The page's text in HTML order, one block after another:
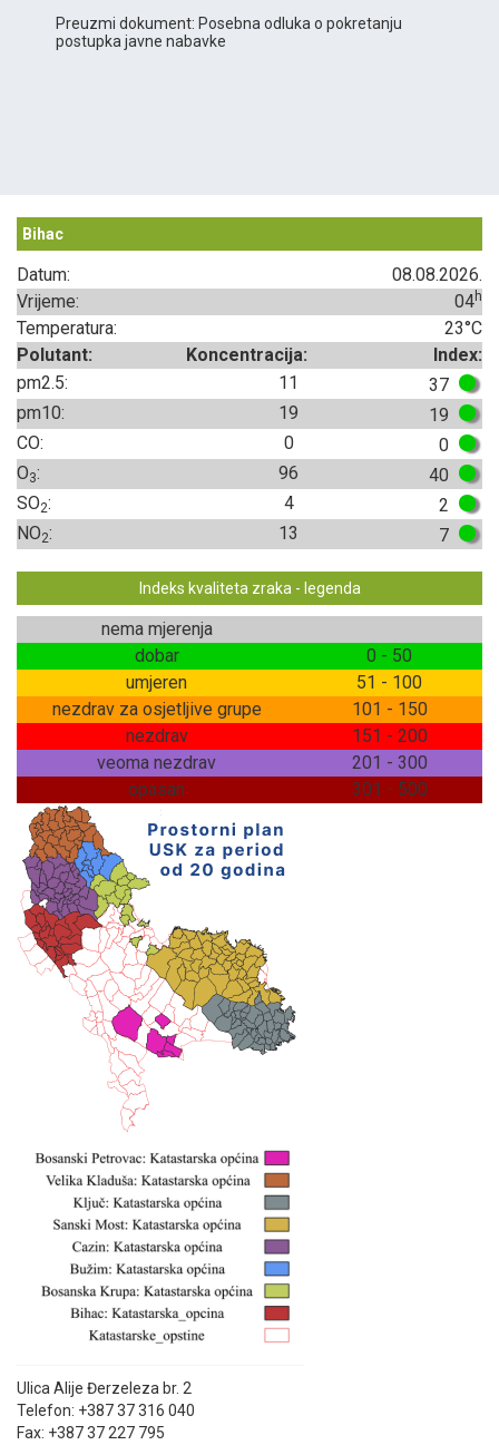
Preuzmi dokument: Posebna odluka o pokretanju
postupka javne nabavke
Bihac
Datum:
08.08.2026.
Vrijeme:
04h
Temperatura:
23°C
Polutant:
Koncentracija:
Index:
pm2.5:
11
37
pm10:
19
19
CO:
0
0
O3: 96
40
SO2: 4
2
NO2: 13 7
Indeks kvaliteta zraka - legenda
nema mjerenja
dobar
0 - 50
umjeren
51 - 100
nezdrav za osjetljive grupe
101 - 150
nezdrav
151 - 200
veoma nezdrav
201 - 300
opasan
301 - 500
Ulica Alije Đerzeleza br. 2
Telefon: +387 37 316 040
Fax: +387 37 227 795